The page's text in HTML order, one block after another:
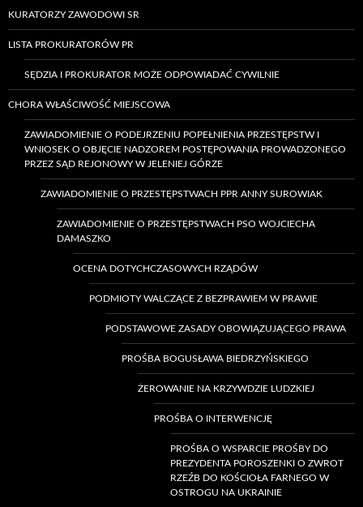
KURATORZY ZAWODOWI SR
LISTA PROKURATORÓW PR
SĘDZIA I PROKURATOR MOŻE ODPOWIADAĆ CYWILNIE
CHORA WŁAŚCIWOŚĆ MIEJSCOWA
ZAWIADOMIENIE O PODEJRZENIU POPEŁNIENIA PRZESTĘPSTW I
WNIOSEK O OBJĘCIE NADZOREM POSTĘPOWANIA PROWADZONEGO
PRZEZ SĄD REJONOWY W JELENIEJ GÓRZE
ZAWIADOMIENIE O PRZESTĘPSTWACH PPR ANNY SUROWIAK
ZAWIADOMIENIE O PRZESTĘPSTWACH PSO WOJCIECHA
DAMASZKO
OCENA DOTYCHCZASOWYCH RZĄDÓW
PODMIOTY WALCZĄCE Z BEZPRAWIEM W PRAWIE
PODSTAWOWE ZASADY OBOWIĄZUJĄCEGO PRAWA
PROŚBA BOGUSŁAWA BIEDRZYŃSKIEGO
ŻEROWANIE NA KRZYWDZIE LUDZKIEJ
PROŚBA O INTERWENCJĘ
PROŚBA O WSPARCIE PROŚBY DO
PREZYDENTA POROSZENKI O ZWROT
RZEŹB DO KOŚCIOŁA FARNEGO W
OSTROGU NA UKRAINIE